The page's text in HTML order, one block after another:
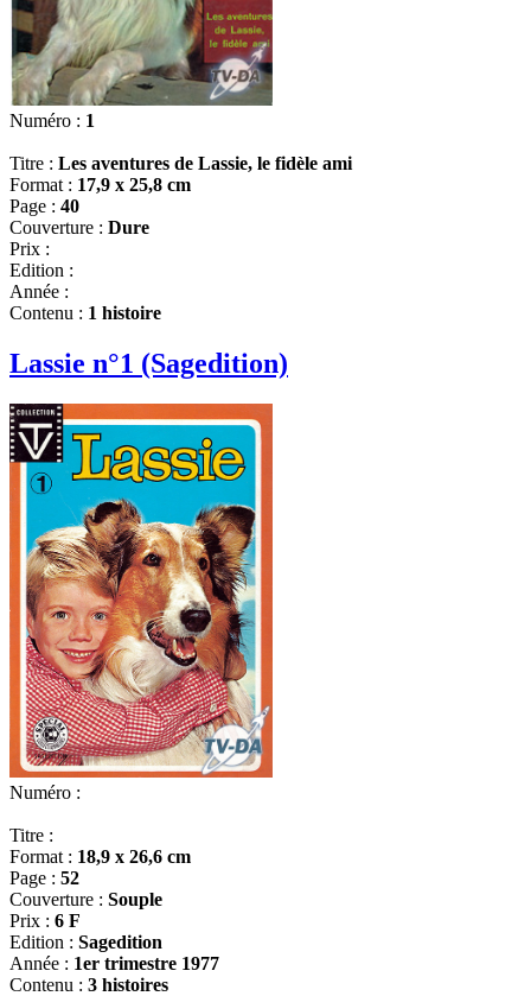
Numéro : 1
Titre : Les aventures de Lassie, le fidèle ami
Format : 17,9 x 25,8 cm
Page : 40
Couverture : Dure
Prix :
Edition :
Année :
Contenu : 1 histoire
Lassie n°1 (Sagedition)
Numéro :
Titre :
Format : 18,9 x 26,6 cm
Page : 52
Couverture : Souple
Prix : 6 F
Edition : Sagedition
Année : 1er trimestre 1977
Contenu : 3 histoires